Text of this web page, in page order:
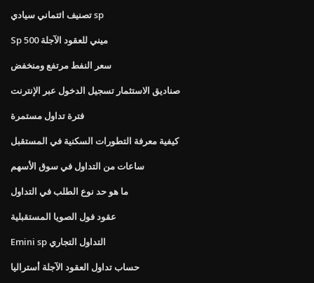
تصنيف ائتماني سيادي sp
Sp 500 ميني للعقود الآجلة
سعر النفط مرتفع ومنخفض
صناديق الاستثمار تسجيل الدخول عبر الإنترنت
فترة تداول مستمرة
كيفية معرفة التطورات السكنية في المستقبل
ساعات من التداول في سوق الأسهم
ما هو حد نوع الطلب في التداول
عقود فول الصويا المستقبلية
Emini sp التداول التجاري
حساب تداول العقود الآجلة أستراليا